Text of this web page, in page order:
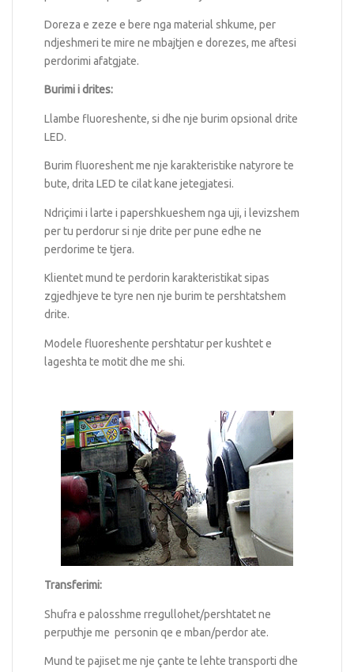
Doreza e zeze e bere nga material shkume, per
ndjeshmeri te mire ne mbajtjen e dorezes, me aftesi
perdorimi afatgjate.
Burimi i drites:
Llambe fluoreshente, si dhe nje burim opsional drite
LED.
Burim fluoreshent me nje karakteristike natyrore te
bute, drita LED te cilat kane jetegjatesi.
Ndriçimi i larte i papershkueshem nga uji, i levizshem
per tu perdorur si nje drite per pune edhe ne
perdorime te tjera.
Klientet mund te perdorin karakteristikat sipas
zgjedhjeve te tyre nen nje burim te pershtatshem
drite.
Modele fluoreshente pershtatur per kushtet e
lageshta te motit dhe me shi.
Transferimi:
Shufra e palosshme rregullohet/pershtatet ne
perputhje me personin qe e mban/perdor ate.
Mund te pajiset me nje çante te lehte transporti dhe